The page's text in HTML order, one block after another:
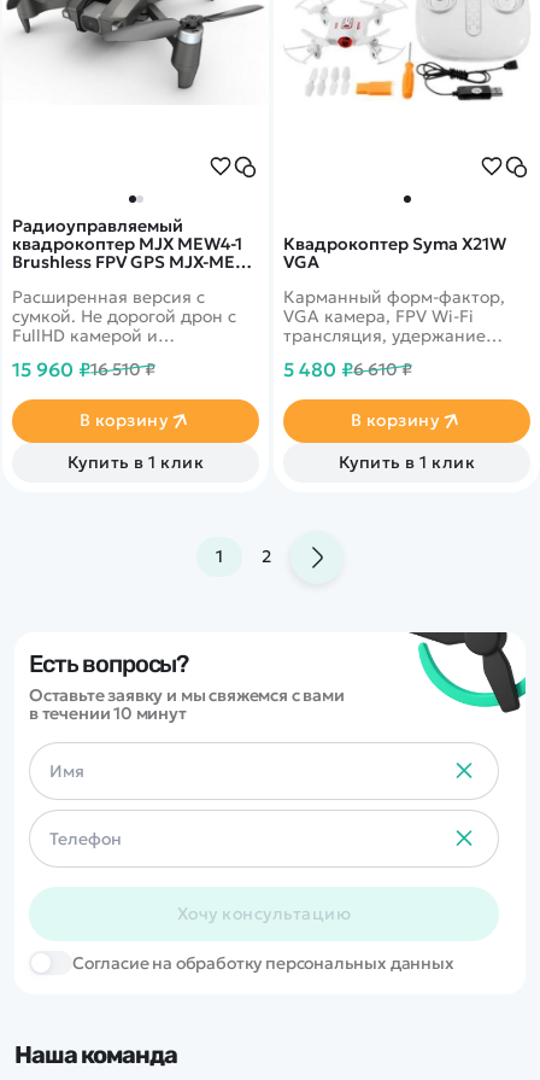
Радиоуправляемый
квадрокоптер MJX MEW4-1
Brushless FPV GPS MJX-MEW-
Расширенная версия с
сумкой. Не дорогой дрон с
FullHD камерой и
дальность до 800 м, GPS
15 960 ₽16 510 ₽
В корзину
Купить в 1 клик
Квадрокоптер Syma X21W
VGA
Карманный форм-фактор,
VGA камера, FPV Wi-Fi
трансляция, удержание
5 480 ₽6 610 ₽
В корзину
Купить в 1 клик
1 2
Есть вопросы?
Оставьте заявку и мы свяжемся с вами
в течении 10 минут
Хочу консультацию
Cогласие на обработку персональных данных
Наша команда